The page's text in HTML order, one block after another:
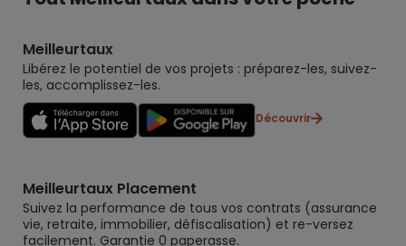
Meilleurtaux
Libérez le potentiel de vos projets : préparez-les, suivez-
les, accomplissez-les.
Découvrir
Meilleurtaux Placement
Suivez la performance de tous vos contrats (assurance
vie, retraite, immobilier, défiscalisation) et re-versez
facilement. Garantie 0 paperasse.